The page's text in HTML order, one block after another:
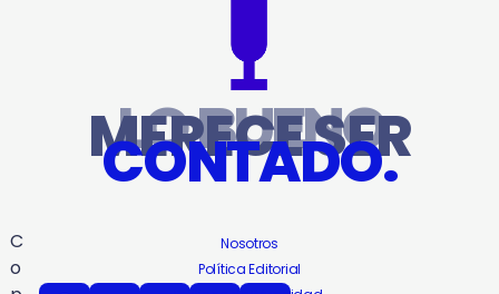
LO BUENO
MERECE SER
CONTADO.
C
o
Nosotros
Política Editorial